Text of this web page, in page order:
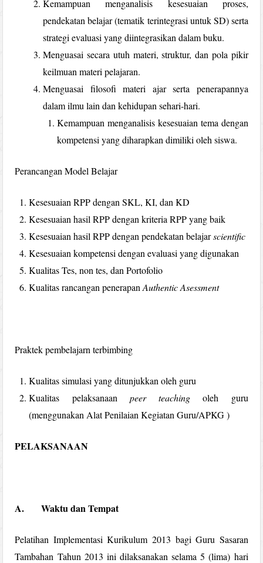
Kemampuan menganalisis kesesuaian proses,
pendekatan belajar (tematik terintegrasi untuk SD) serta
strategi evaluasi yang diintegrasikan dalam buku.
Menguasai secara utuh materi, struktur, dan pola pikir
keilmuan materi pelajaran.
Menguasai filosofi materi ajar serta penerapannya
dalam ilmu lain dan kehidupan sehari-hari.
Kemampuan menganalisis kesesuaian tema dengan
kompetensi yang diharapkan dimiliki oleh siswa.
Perancangan Model Belajar
Kesesuaian RPP dengan SKL, KI, dan KD
Kesesuaian hasil RPP dengan kriteria RPP yang baik
Kesesuaian hasil RPP dengan pendekatan belajarscientific
Kesesuaian kompetensi dengan evaluasi yang digunakan
Kualitas Tes, non tes, dan Portofolio
Kualitas rancangan penerapanAuthentic Asessment
Praktek pembelajarn terbimbing
Kualitas simulasi yang ditunjukkan oleh guru
Kualitas pelaksanaan peer teaching oleh guru
(menggunakan Alat Penilaian Kegiatan Guru/APKG )
PELAKSANAAN
A.Waktu dan Tempat
Pelatihan Implementasi Kurikulum 2013 bagi Guru Sasaran
Tambahan Tahun 2013 ini dilaksanakan selama 5 (lima) hari